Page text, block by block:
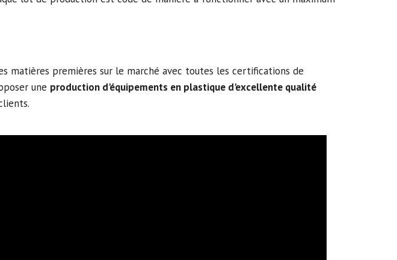
matières premières sur le marché avec toutes les certifications de
une production d'équipements en plastique d'excellente qualité